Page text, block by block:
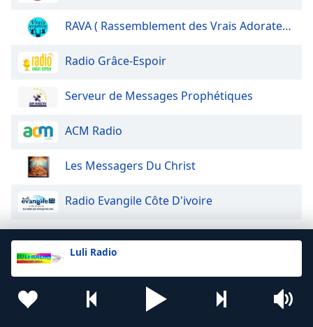
Luli Radio
RAVA ( Rassemblement des Vrais Adorateurs)
Radio Grâce-Espoir
Serveur de Messages Prophétiques
ACM Radio
Les Messagers Du Christ
Radio Evangile Côte D'ivoire